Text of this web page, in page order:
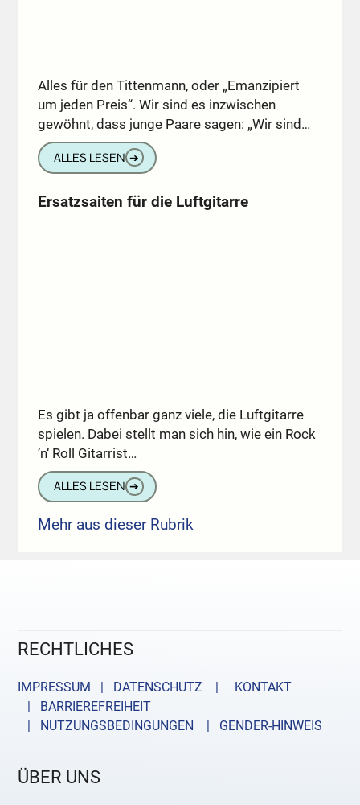
Alles für den Tittenmann, oder „Emanzipiert
um jeden Preis“. Wir sind es inzwischen
gewöhnt, dass junge Paare sagen: „Wir sind…
ALLES LESEN ➔
Ersatzsaiten für die Luftgitarre
Es gibt ja offenbar ganz viele, die Luftgitarre
spielen. Dabei stellt man sich hin, wie ein Rock
’n‘ Roll Gitarrist…
ALLES LESEN ➔
Mehr aus dieser Rubrik
RECHTLICHES
IMPRESSUM | DATENSCHUTZ |
KONTAKT
| BARRIEREFREIHEIT
| NUTZUNGSBEDINGUNGEN
| GENDER-HINWEIS
ÜBER UNS